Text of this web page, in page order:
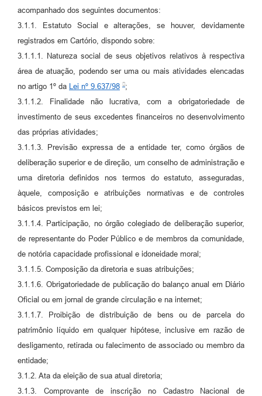
acompanhado dos seguintes documentos:
3.1.1. Estatuto Social e alterações, se houver, devidamente
registrados em Cartório, dispondo sobre:
3.1.1.1. Natureza social de seus objetivos relativos à respectiva
área de atuação, podendo ser uma ou mais atividades elencadas
no artigo 1º da
Lei nº 9.637/98
;
3.1.1.2. Finalidade não lucrativa, com a obrigatoriedade de
investimento de seus excedentes financeiros no desenvolvimento
das próprias atividades;
3.1.1.3. Previsão expressa de a entidade ter, como órgãos de
deliberação superior e de direção, um conselho de administração e
uma diretoria definidos nos termos do estatuto, asseguradas,
àquele, composição e atribuições normativas e de controles
básicos previstos em lei;
3.1.1.4. Participação, no órgão colegiado de deliberação superior,
de representante do Poder Público e de membros da comunidade,
de notória capacidade profissional e idoneidade moral;
3.1.1.5. Composição da diretoria e suas atribuições;
3.1.1.6. Obrigatoriedade de publicação do balanço anual em Diário
Oficial ou em jornal de grande circulação e na internet;
3.1.1.7. Proibição de distribuição de bens ou de parcela do
patrimônio líquido em qualquer hipótese, inclusive em razão de
desligamento, retirada ou falecimento de associado ou membro da
entidade;
3.1.2. Ata da eleição de sua atual diretoria;
3.1.3. Comprovante de inscrição no Cadastro Nacional de